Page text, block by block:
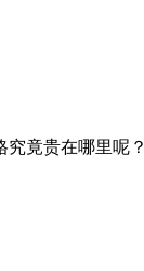
竟贵在哪里呢？